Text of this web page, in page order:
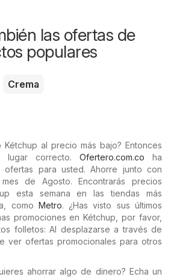
las ofertas de
populares
Crema
al precio más bajo? Entonces
lugar correcto. Ofertero.com.co ha
ofertas para usted. Ahorre junto con
de Agosto. Encontrarás precios
esta semana en las tiendas más
como Metro. ¿Has visto sus últimos
promociones en Kétchup, por favor,
folletos: Al desplazarse a través de
ver ofertas promocionales para otros
ahorrar algo de dinero? Echa un